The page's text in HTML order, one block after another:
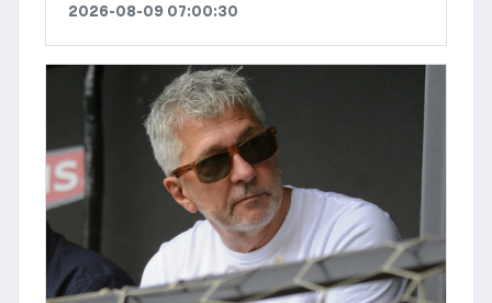
2026-08-09 07:00:30